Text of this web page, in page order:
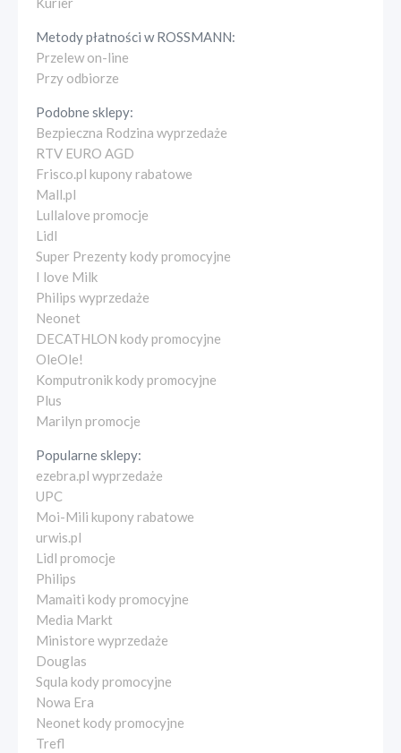
Metody płatności wROSSMANN:
Przelew on-line
Przy odbiorze
Podobne sklepy:
Bezpieczna Rodzina wyprzedaże
RTV EURO AGD
Frisco.pl kupony rabatowe
Mall.pl
Lullalove promocje
Lidl
Super Prezenty kody promocyjne
I love Milk
Philips wyprzedaże
Neonet
DECATHLON kody promocyjne
OleOle!
Komputronik kody promocyjne
Plus
Marilyn promocje
Popularne sklepy:
ezebra.pl wyprzedaże
UPC
Moi-Mili kupony rabatowe
urwis.pl
Lidl promocje
Philips
Mamaiti kody promocyjne
Media Markt
Ministore wyprzedaże
Douglas
Squla kody promocyjne
Nowa Era
Neonet kody promocyjne
Trefl